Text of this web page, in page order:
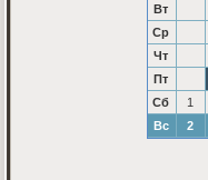
Вт
Ср
Чт
Пт
Сб
1
Вс
2